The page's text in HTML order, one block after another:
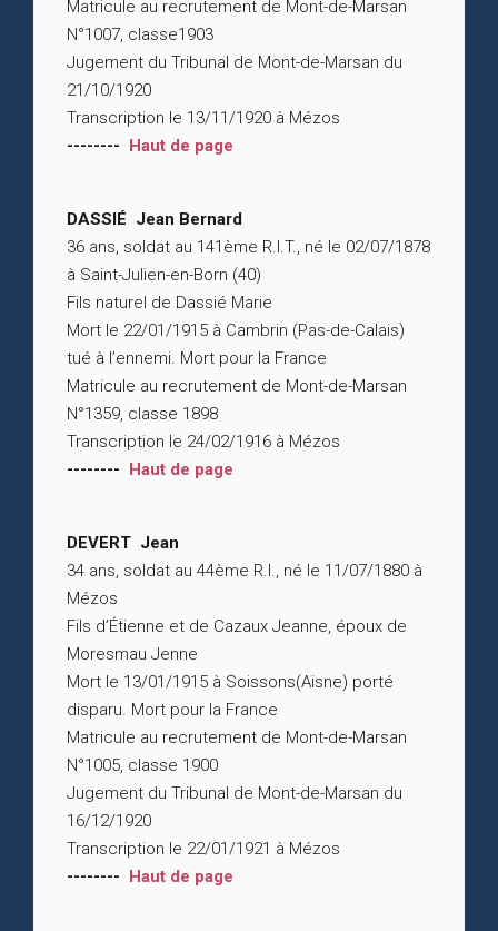
Matricule au recrutement de Mont-de-Marsan
N°1007, classe1903
Jugement du Tribunal de Mont-de-Marsan du
21/10/1920
Transcription le 13/11/1920 à Mézos
-------- Haut de page
DASSIÉ Jean Bernard
36 ans, soldat au 141ème R.I.T., né le 02/07/1878
à Saint-Julien-en-Born (40)
Fils naturel de Dassié Marie
Mort le 22/01/1915 à Cambrin (Pas-de-Calais)
tué à l’ennemi. Mort pour la France
Matricule au recrutement de Mont-de-Marsan
N°1359, classe 1898
Transcription le 24/02/1916 à Mézos
-------- Haut de page
DEVERT Jean
34 ans, soldat au 44ème R.I., né le 11/07/1880 à
Mézos
Fils d’Étienne et de Cazaux Jeanne, époux de
Moresmau Jenne
Mort le 13/01/1915 à Soissons(Aisne) porté
disparu. Mort pour la France
Matricule au recrutement de Mont-de-Marsan
N°1005, classe 1900
Jugement du Tribunal de Mont-de-Marsan du
16/12/1920
Transcription le 22/01/1921 à Mézos
-------- Haut de page